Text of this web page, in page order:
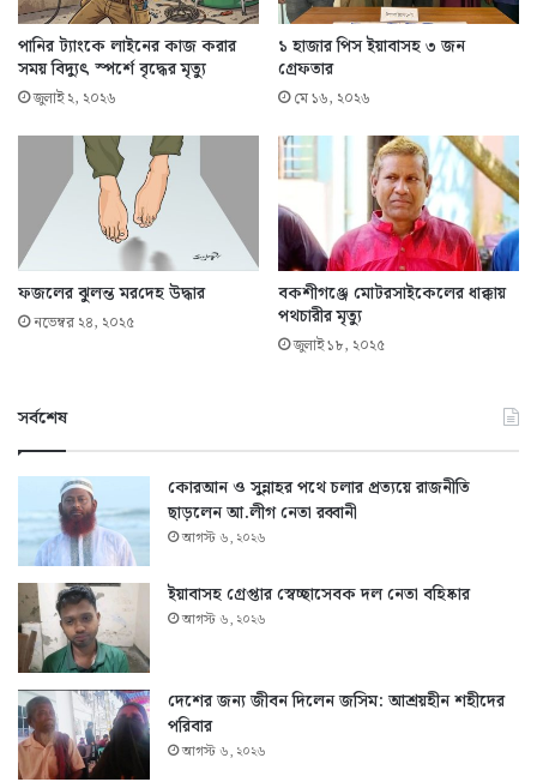
পানির ট্যাংকে লাইনের কাজ করার
সময় বিদ্যুৎ স্পর্শে বৃদ্ধের মৃত্যু
জুলাই ২, ২০২৬
১ হাজার পিস ইয়াবাসহ ৩ জন
গ্রেফতার
মে ১৬, ২০২৬
ফজলের ঝুলন্ত মর‌দেহ উদ্ধার
নভেম্বর ২৪, ২০২৫
বকশীগঞ্জে মোটরসাইকেলের ধাক্কায়
পথচারীর মৃত্যু
জুলাই ১৮, ২০২৫
সর্বশেষ
কোরআন ও সুন্নাহর পথে চলার প্রত্যয়ে রাজনীতি
ছাড়লেন আ.লীগ নেতা রব্বানী
আগস্ট ৬, ২০২৬
ইয়াবাসহ গ্রেপ্তার স্বেচ্ছাসেবক দল নেতা বহিষ্কার
আগস্ট ৬, ২০২৬
দেশের জন্য জীবন দিলেন জসিম: আশ্রয়হীন শহীদের
পরিবার
আগস্ট ৬, ২০২৬